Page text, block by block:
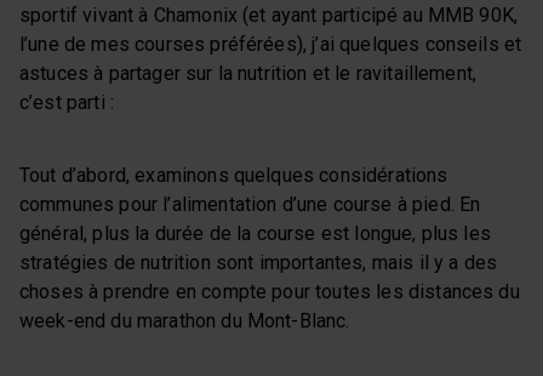
sportif vivant à Chamonix (et ayant participé au MMB 90K,
l’une de mes courses préférées), j’ai quelques conseils et
astuces à partager sur la nutrition et le ravitaillement,
c’est parti :
Tout d’abord, examinons quelques considérations
communes pour l’alimentation d’une course à pied. En
général, plus la durée de la course est longue, plus les
stratégies de nutrition sont importantes, mais il y a des
choses à prendre en compte pour toutes les distances du
week-end du marathon du Mont-Blanc.